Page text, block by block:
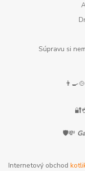
Súpravu si
👨‍🍳🍲
🛡️💸
Internetový obchod